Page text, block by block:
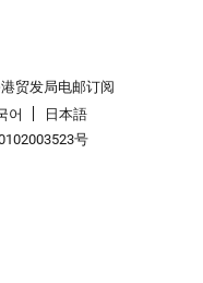
贸发局电邮订阅
어
日本語
号